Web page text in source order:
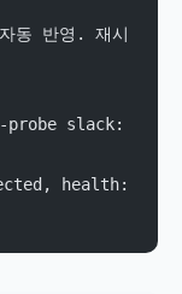
동 반영. 재시
probe slack: